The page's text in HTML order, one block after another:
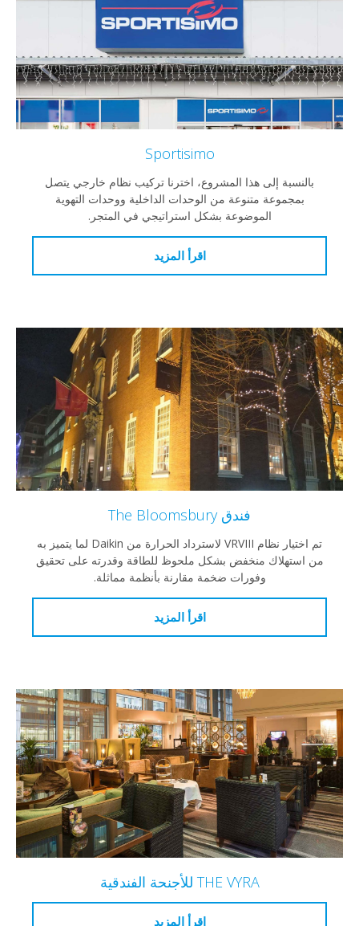
Sportisimo
إلى هذا المشروع، اخترنا تركيب نظام خارجي يتصل
متنوعة من الوحدات الداخلية ووحدات التهوية
الموضوعة بشكل استراتيجي في المتجر.
تم اختيار نظام VRVIII لاسترداد الحرارة من Daikin لما يتميز به
منخفض بشكل ملحوظ للطاقة وقدرته على تحقيق
وفورات ضخمة مقارنة بأنظمة مماثلة.
THE VYRA للأجنحة الفندقية